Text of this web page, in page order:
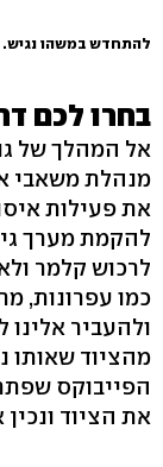
להתחדש במשהו נגיש.
בחרו לכם
אל המהלך של
מנהלת משאבי
את פעילות
להקמת מערך
לרכוש קלמר
כמו עפרונות,
ולהעביר
מהציוד שאותו
הפייבוקס
את הציוד